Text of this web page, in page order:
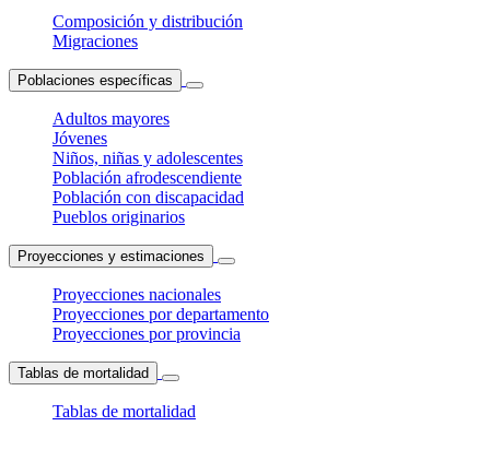
Composición y distribución
Migraciones
Poblaciones específicas
Adultos mayores
Jóvenes
Niños, niñas y adolescentes
Población afrodescendiente
Población con discapacidad
Pueblos originarios
Proyecciones y estimaciones
Proyecciones nacionales
Proyecciones por departamento
Proyecciones por provincia
Tablas de mortalidad
Tablas de mortalidad